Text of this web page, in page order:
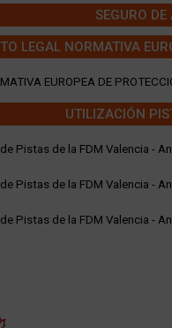
SEGURO
LEGAL NORMATIVA
EUROPEA DE
UTILIZACIÓN
Pistas de la FDM Valencia -
Pistas de la FDM Valencia -
Pistas de la FDM Valencia -